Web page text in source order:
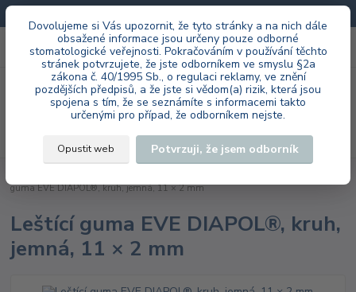
Dovolujeme si Vás upozornit, že tyto stránky a na nich dále
obsažené informace jsou určeny pouze odborné
stomatologické veřejnosti. Pokračováním v používání těchto
stránek potvrzujete, že jste odborníkem ve smyslu §2a
zákona č. 40/1995 Sb., o regulaci reklamy, ve znění
pozdějších předpisů, a že jste si vědom(a) rizik, která jsou
spojena s tím, že se seznámíte s informacemi takto
určenými pro případ, že odborníkem nejste.
Opustit web Potvrzuji, že jsem odborník
Menu
Hledat
+420 603 985 555 za0 Kč
guma EVE DIAPOL®, kruh, jemná, 11 × 2 mm
Leštící guma EVE DIAPOL®, kruh,
jemná, 11 × 2 mm